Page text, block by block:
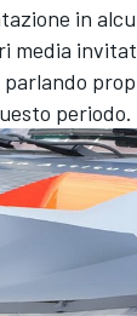
in
periodo.